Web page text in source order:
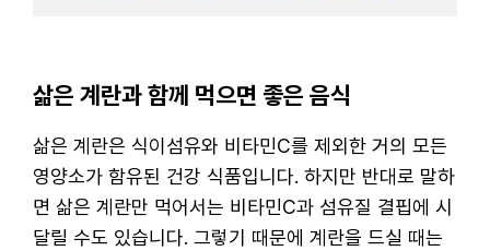
삶은 계란과 함께 먹으면 좋은 음식
삶은 계란은 식이섬유와 비타민C를 제외한 거의 모든
영양소가 함유된 건강 식품입니다. 하지만 반대로 말하
면 삶은 계란만 먹어서는 비타민C과 섬유질 결핍에 시
달릴 수도 있습니다. 그렇기 때문에 계란을 드실 때는